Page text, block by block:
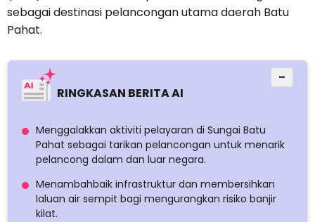
sebagai destinasi pelancongan utama daerah Batu
Pahat.
RINGKASAN BERITA AI
−
Menggalakkan aktiviti pelayaran di Sungai Batu
Pahat sebagai tarikan pelancongan untuk menarik
pelancong dalam dan luar negara.
Menambahbaik infrastruktur dan membersihkan
laluan air sempit bagi mengurangkan risiko banjir
kilat.